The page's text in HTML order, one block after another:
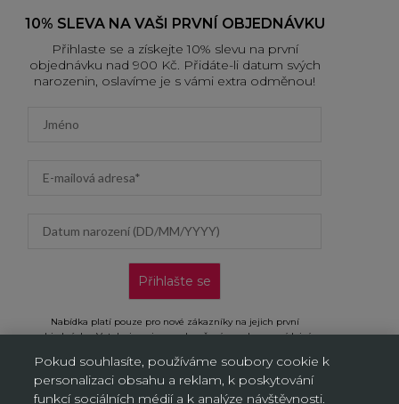
10% SLEVA NA VAŠI PRVNÍ OBJEDNÁVKU
Přihlaste se a získejte 10% slevu na první
objednávku nad 900 Kč. Přidáte-li datum svých
narozenin, oslavíme je s vámi extra odměnou!
Přihlašte se
Nabídka platí pouze pro nové zákazníky na jejich první
objednávku. Vztahuje se jen na doručení na adresu a výdejní
„Přihlásit se“ potvrzujete, že jste si přečetli Oznámení o ochraně
osobních údajů a souhlasíte s ním.
Pokud souhlasíte, používáme soubory cookie k
personalizaci obsahu a reklam, k poskytování
funkcí sociálních médií a k analýze návštěvnosti.